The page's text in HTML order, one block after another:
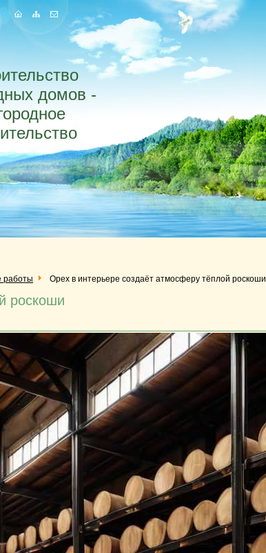
домов -
работы Орех в интерьере создаёт атмосферу тёплой роскоши
роскоши